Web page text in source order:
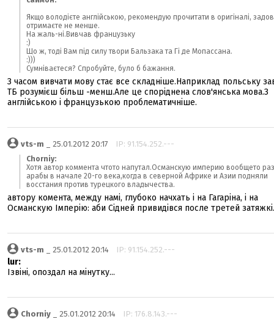
Якщо володієте англійською, рекомендую прочитати в оригіналі,
отримаєте не менше.
На жаль-ні.Вивчав французьку
:)
Що ж, тоді Вам під силу твори Бальзака та Гі де Мопассана.
:)))
Сумніваєтеся? Спробуйте, було б бажання.
З часом вивчати мову стає все складніше.Наприклад польську
ТБ розумієш більш -менш.Але це споріднена слов'янська мова.З
англійською і французькою проблематичніше.
vts-m _ 25.01.2012 20:17 IP: 91.154.252.---
Chorniy:
Хотя автор коммента чтото напутал.Османскую империю вообщето
арабы в начале 20-го века,когда в северной Африке и Азии подняли
восстания против турецкого владычества.
автору комента, между намі, глубоко начхать і на Гагаріна, і на
Османскую Імперію: аби Сідней привидівся после третей
vts-m _ 25.01.2012 20:14 IP: 91.154.252.---
lur:
Ізвіні, опоздал на мінутку...
Chorniy _ 25.01.2012 20:14 IP: 176.8.143.---